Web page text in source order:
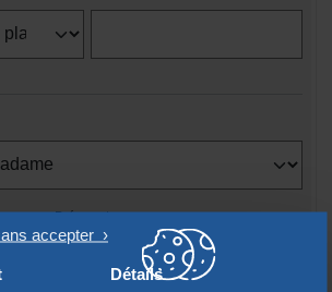
Détails
Prénom